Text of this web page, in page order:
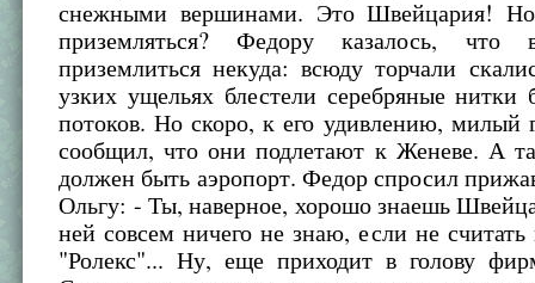
снежными вершинами. Это Швейцария!
приземляться? Федору казалось,
приземлиться некуда: всюду торчали
узких ущельях блестели серебряные нитки
потоков. Но скоро, к его удивлению, милый
сообщил, что они подлетают к Женеве. А
должен быть аэропорт. Федор спросил
Ольгу: - Ты, наверное, хорошо знаешь
ней совсем ничего не знаю, если не считать
"Ролекс"... Ну, еще приходит в голову